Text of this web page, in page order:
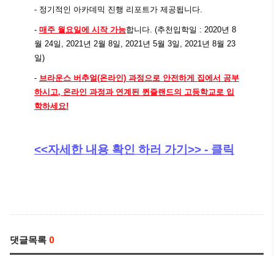
- 정기적인 아카데믹 진행 리포트가 제공됩니다.
- 매주 월요일에 시작 가능합니다. (추천입학일 : 2020년 8
월 24일, 2021년 2월 8일, 2021년 5월 3일, 2021년 8월 23
일)
- 브라운스 버추얼(온라인) 과정으로 안전하게 집에서 공부
하시고, 온라인 과정과 연계된 퀸즐랜드의 고등학교로 입
학하세요!
<<자세한 내용 확인 하러 가기>> - 클릭
댓글목록 0